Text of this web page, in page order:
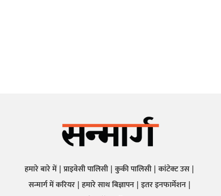
हमारे बारे में प्राइवेसी पालिसी कुकी पालिसी कांटेक्ट उस
सन्मार्ग में करियर हमारे साथ बिज्ञापन इतर इनफार्मेशन